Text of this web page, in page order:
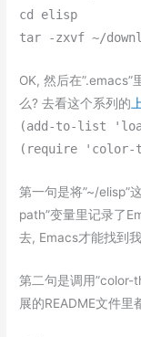
cd elisp
tar -zxvf ~/
OK, 然后在”.emacs”
么? 去看这个系列的
(add-to-list
(require 'color-
第一句是将”~/elisp”
path”变量里记录了
去, Emacs才能找到
第二句是调用”color-
展的README文件里